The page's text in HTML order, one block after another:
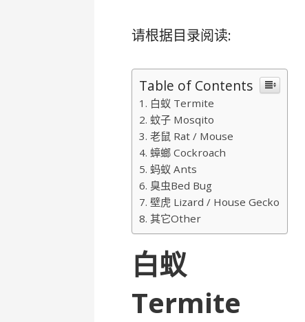
请根据目录阅读:
Table of Contents
白蚁 Termite
蚊子 Mosqito
老鼠 Rat / Mouse
蟑螂 Cockroach
蚂蚁 Ants
臭虫Bed Bug
壁虎 Lizard / House Gecko
其它Other
白蚁
Termite